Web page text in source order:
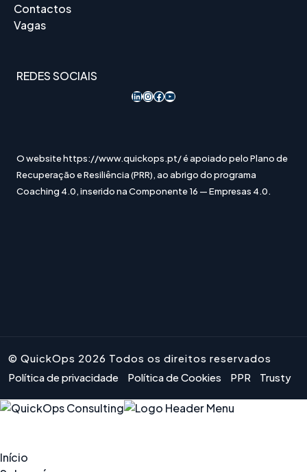
Contactos
Vagas
REDES SOCIAIS
LinkedIn InstagramAcesso ao Facebook YouTube
O website https://www.quickops.pt/ é apoiado pelo Plano de
Recuperação e Resiliência (PRR), ao abrigo do programa
Coaching 4.0, inserido na Componente 16 — Empresas 4.0.
© QuickOps 2026 Todos os direitos reservados
Política de privacidade
Política de Cookies PPR Trusty
Início